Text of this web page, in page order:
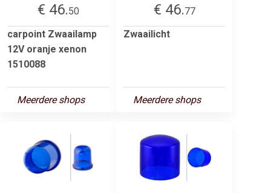
€ 46.50
carpoint Zwaailamp
12V oranje xenon
1510088
Meerdere shops
€ 46.77
Zwaailicht
Meerdere shops